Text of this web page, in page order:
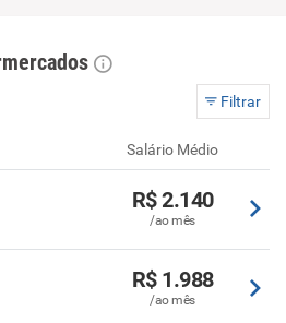
Filtrar
Salário Médio
R$ 2.140
/ao mês
R$ 1.988
/ao mês